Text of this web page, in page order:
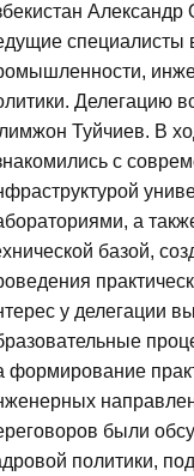
Александр
специалисты
Делегацию
Туйчиев. В
с
а
базой,
у делегации
формирование
были
политики,